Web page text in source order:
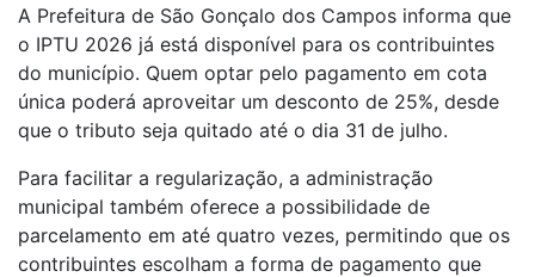
A Prefeitura de São Gonçalo dos Campos informa que
o IPTU 2026 já está disponível para os contribuintes
do município. Quem optar pelo pagamento em cota
única poderá aproveitar um desconto de 25%, desde
que o tributo seja quitado até o dia 31 de julho.
Para facilitar a regularização, a administração
municipal também oferece a possibilidade de
parcelamento em até quatro vezes, permitindo que os
contribuintes escolham a forma de pagamento que